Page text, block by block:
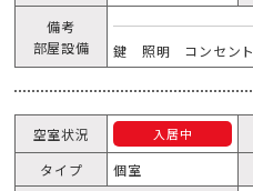
備考
部屋設備
鍵 照明 コンセント
空室状況 入居中
タイプ
個室